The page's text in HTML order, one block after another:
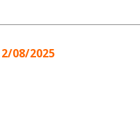
08/2025